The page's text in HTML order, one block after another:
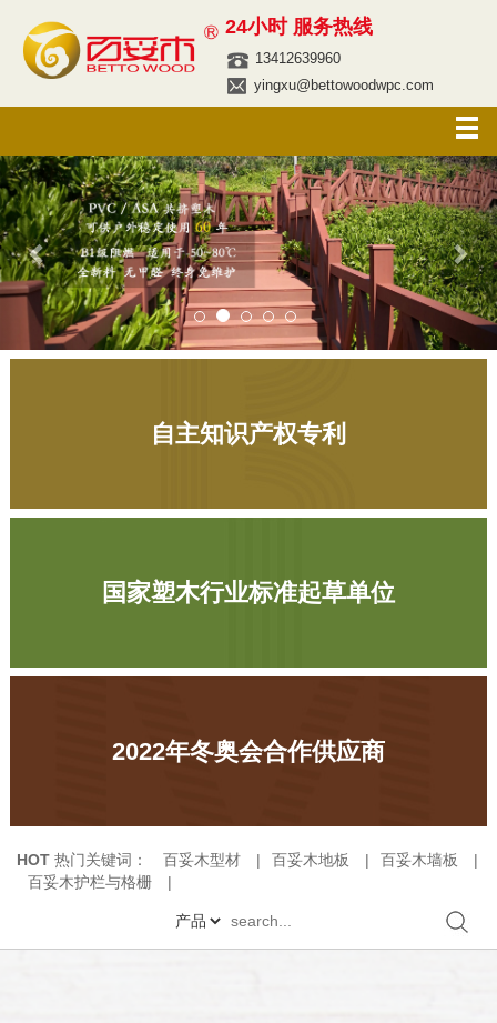
24小时 服务热线
13412639960
yingxu@bettowoodwpc.com
Previous
自主知识产权专利
国家塑木行业标准起草单位
2022年冬奥会合作供应商
HOT 热门关键词： 百妥木型材 | 百妥木地板 | 百妥木墙板
|
百妥木护栏与格栅
|